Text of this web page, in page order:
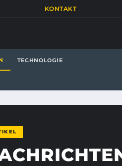
KONTAKT
TECHNOLOGIE